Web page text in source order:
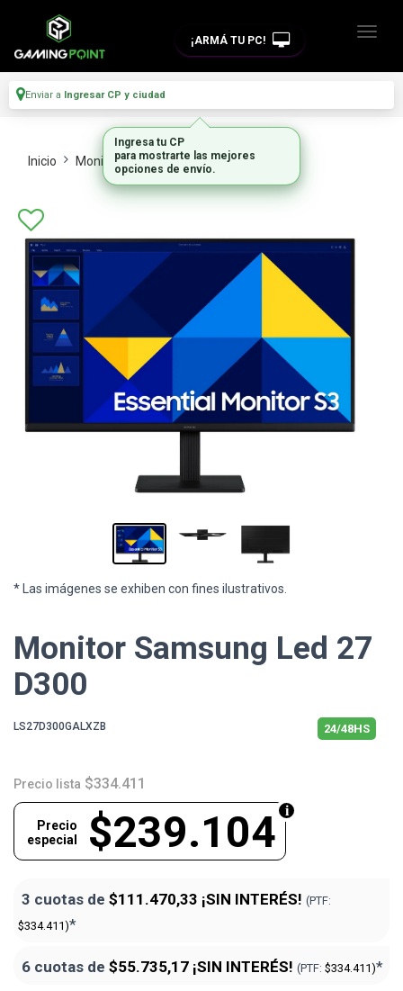
¡ARMÁ TU PC!
Enviar a Ingresar CP y ciudad
Inicio Monitores Y Tvs Monitores
* Las imágenes se exhiben con fines ilustrativos.
Monitor Samsung Led 27
D300
LS27D300GALXZB 24/48HS
Precio lista $334.411
$239.104
Precio
especial
3 cuotas de $111.470,33 ¡SIN INTERÉS! (PTF:
$334.411)*
6 cuotas de $55.735,17 ¡SIN INTERÉS! (PTF: $334.411)*
Ingresa tu CP
para mostrarte las mejores
opciones de envío.